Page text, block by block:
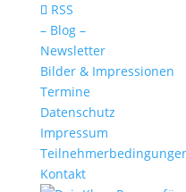
RSS
– Blog –
Newsletter
Bilder & Impressionen
Termine
Datenschutz
Impressum
Kontakt